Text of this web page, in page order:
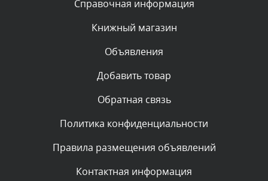
администратором.
Комментарий проверяется
администратором.
Комментарий проверяется
администратором.
Справочная информация
Книжный магазин
Объявления
Добавить товар
Обратная связь
Политика конфиденциальности
Правила размещения объявлений
Контактная информация